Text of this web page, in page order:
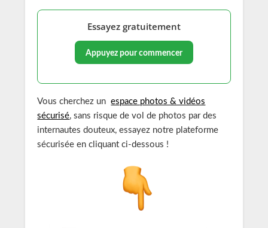
Essayez gratuitement
Appuyez pour commencer
Vous cherchez unespace photos & vidéos
sécurisé, sans risque de vol de photos par des
internautes douteux, essayez notre plateforme
sécurisée en cliquant ci-dessous !